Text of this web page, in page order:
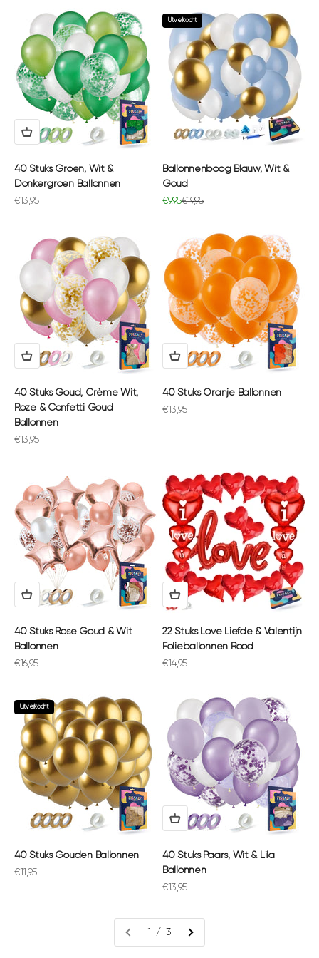
40 Stuks Groen, Wit &
Donkergroen Ballonnen
Aanbiedingsprijs
€13,95
Uitverkocht
Ballonnenboog Blauw, Wit &
Goud
Aanbiedingsprijs
€9,95Normale prijs
€19,95
40 Stuks Goud, Crème Wit,
Roze & Confetti Goud
Ballonnen
Aanbiedingsprijs
€13,95
40 Stuks Oranje Ballonnen
Aanbiedingsprijs
€13,95
40 Stuks Rose Goud & Wit
Ballonnen
Aanbiedingsprijs
€16,95
22 Stuks Love Liefde & Valentijn
Folieballonnen Rood
Aanbiedingsprijs
€14,95
Uitverkocht
40 Stuks Gouden Ballonnen
Aanbiedingsprijs
€11,95
40 Stuks Paars, Wit & Lila
Ballonnen
Aanbiedingsprijs
€13,95
1 / 3